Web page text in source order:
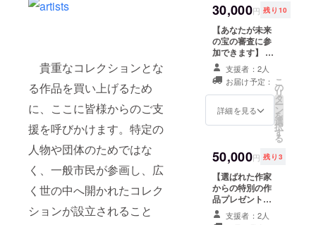
貴重なコレクションとな
る作品を買い上げるため
に、ここに皆様からのご支
援を呼びかけます。特定の
人物や団体のためではな
く、一般市民が参画し、広
く世の中へ開かれたコレク
ションが設立されること
レゼント致しま
す。 ・選考過程
や、ノミネート
作品のレポー
ト。 ※メール
にてお送りさせ
ていただきま
す。
30,000円 残り10
【あなたが未来
の宝の審査に参
加できます】 ・
企画の審査員と
して参加いただ
けます。 ※ご
推薦される作品
が必ず入賞でき
て選考に参加が
出来る権利とし
てご理解くださ
い。 ※審査会
は「天祭 一〇
八」会期中の開
催です。 ・選出
支援者：2人
お届け予定：
詳細を見る
こ
の
リ
タ
ー
ン
を
選
択
す
る
50,000円 残り3
【選ばれた作家
からの特別の作
品プレゼント】
・選出された作
家から、特別に
支援者：2人